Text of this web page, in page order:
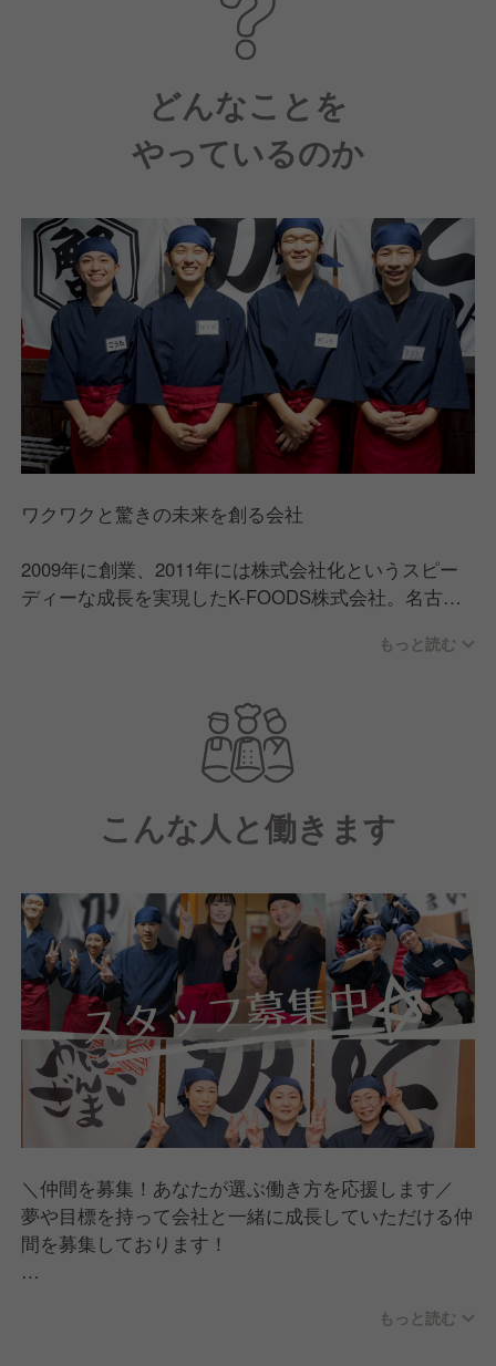
どんなことを
やっているのか
ワクワクと驚きの未来を創る会社
2009年に創業、2011年には株式会社化というスピー
ディーな成長を実現したK-FOODS株式会社。名古屋
出店を予定している急拡大企業へと成長。特に大ヒッ
野に入れております。「圧倒的な体験価値を提供し、
世の中にワクワクや驚きを創造する」という理念のも
と＜常識にとらわれないお店＞を作り続けることを追
い求め、お客様が楽しめるだけでなく、働く仲間にも
新たなチャレンジの場を提供できる会社を目指してい
もっと読む
こんな人と働きます
＼仲間を募集！あなたが選ぶ働き方を応援します／
夢や目標を持って会社と一緒に成長していただける仲
間を募集しております！
もっと読む